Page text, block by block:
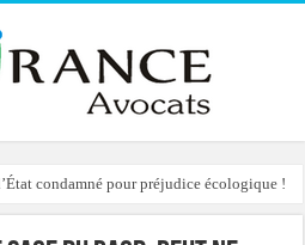
condamné pour préjudice écologique !